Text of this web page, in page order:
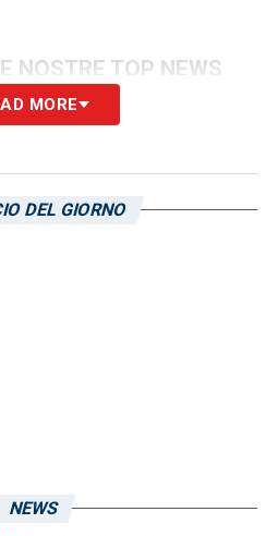
NOSTRE TOP NEWS
MORE
DEL GIORNO
NEWS